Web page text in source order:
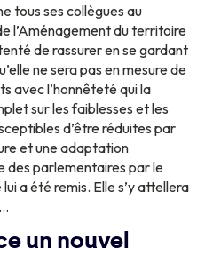
tous ses collègues au
l’Aménagement du territoire
de rassurer en se gardant
ne sera pas en mesure de
avec l’honnêteté qui la
sur les faiblesses et les
d’être réduites par
et une adaptation
des parlementaires par le
a été remis. Elle s’y attellera
un nouvel